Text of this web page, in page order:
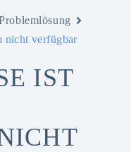
nicht verfügbar
IST